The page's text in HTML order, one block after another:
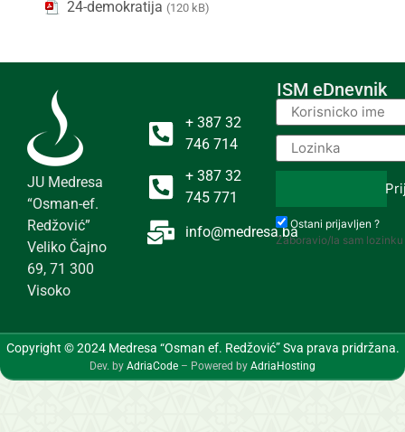
24-demokratija (120 kB)
JU Medresa
“Osman-ef.
Redžović”
Veliko Čajno
69, 71 300
Visoko
+ 387 32
746 714
+ 387 32
745 771
info@medresa.ba
ISM eDnevnik
Ostani prijavljen ?
Zaboravio/la sam lozinku
Copyright © 2024 Medresa “Osman ef. Redžović” Sva prava pridržana.
Dev. by AdriaCode – Powered by AdriaHosting